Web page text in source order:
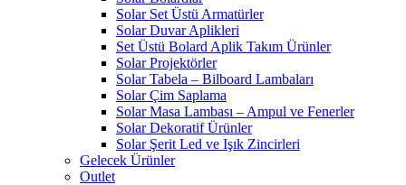
Solar Set Üstü Armatürler
Solar Duvar Aplikleri
Set Üstü Bolard Aplik Takım Ürünler
Solar Projektörler
Solar Tabela – Bilboard Lambaları
Solar Çim Saplama
Solar Masa Lambası – Ampul ve Fenerler
Solar Dekoratif Ürünler
Solar Şerit Led ve Işık Zincirleri
Gelecek Ürünler
Outlet